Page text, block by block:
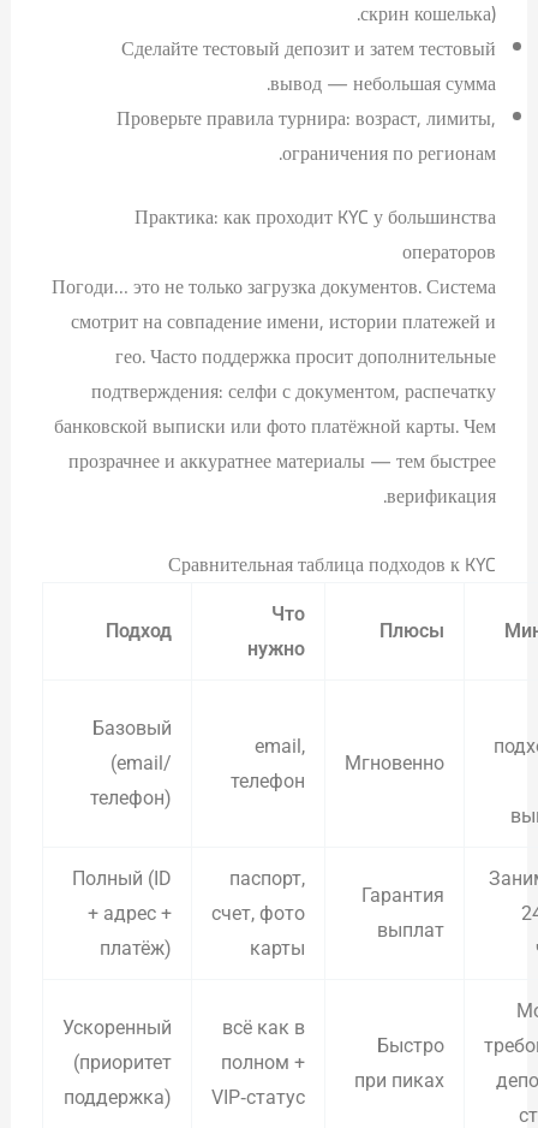
скрин кошелька).
Сделайте тестовый депозит и затем тестовый
вывод — небольшая сумма.
Проверьте правила турнира: возраст, лимиты,
ограничения по регионам.
Практика: как проходит KYC у большинства
операторов
Погоди… это не только загрузка документов. Система
смотрит на совпадение имени, истории платежей и
гео. Часто поддержка просит дополнительные
подтверждения: селфи с документом, распечатку
банковской выписки или фото платёжной карты. Чем
прозрачнее и аккуратнее материалы — тем быстрее
верификация.
Сравнительная таблица подходов к KYC
Подход
Что
нужно
Плюсы
Базовый
(email/
телефон)
email,
телефон
Мгновенно
Полный (ID
+ адрес +
платёж)
паспорт,
счет, фото
карты
Гарантия
выплат
Ускоренный
(приоритет
поддержка)
всё как в
полном +
VIP‑статус
Быстро
при пиках